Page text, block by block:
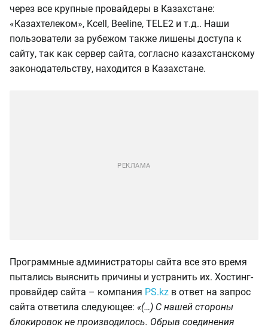
через все крупные провайдеры в Казахстане:
«Казахтелеком», Kcell, Beeline, TELE2 и т.д.. Наши
пользователи за рубежом также лишены доступа к
сайту, так как сервер сайта, согласно казахстанскому
законодательству, находится в Казахстане.
Программные администраторы сайта все это время
пытались выяснить причины и устранить их. Хостинг-
провайдер сайта – компания PS.kz в ответ на запрос
сайта ответила следующее: «(…) С нашей стороны
блокировок не производилось. Обрыв соединения